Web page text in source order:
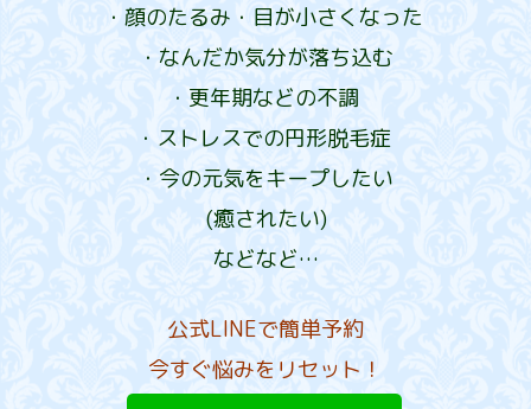
・顔のたるみ・目が小さくなった
・なんだか気分が落ち込む
・更年期などの不調
・ストレスでの円形脱毛症
・今の元気をキープしたい
(癒されたい)
などなど…
公式LINEで簡単予約
今すぐ悩みをリセット！